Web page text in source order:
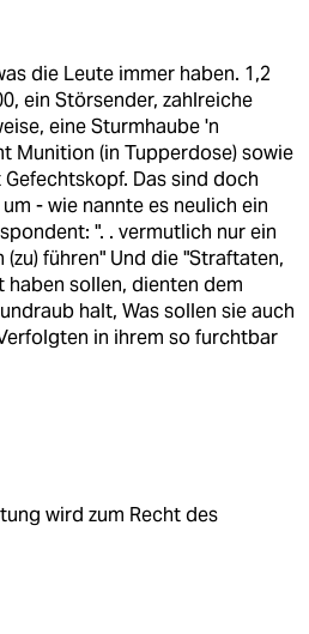
die Leute immer haben. 1,2
ein Störsender, zahlreiche
eine Sturmhaube 'n
Munition (in Tupperdose) sowie
Das sind doch
- wie nannte es neulich ein
". . vermutlich nur ein
führen" Und die "Straftaten,
sollen, dienten dem
halt, Was sollen sie auch
in ihrem so furchtbar
wird zum Recht des